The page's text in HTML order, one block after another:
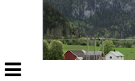
Veksle
navigasjon